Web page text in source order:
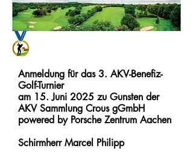
Anmeldung für das 3. AKV-Benefiz-
Golf-Turnier
am 15. Juni 2025 zu Gunsten der
AKV Sammlung Crous gGmbH
powered by Porsche Zentrum Aachen
Schirmherr Marcel Philipp